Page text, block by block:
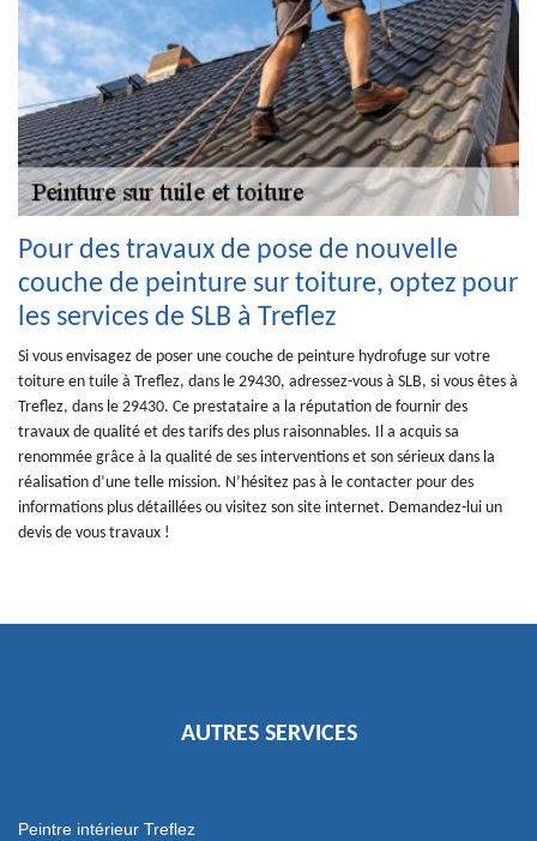
Pour des travaux de pose de nouvelle
couche de peinture sur toiture, optez pour
les services de SLB à Treflez
Si vous envisagez de poser une couche de peinture hydrofuge sur votre
toiture en tuile à Treflez, dans le 29430, adressez-vous à SLB, si vous êtes à
Treflez, dans le 29430. Ce prestataire a la réputation de fournir des
travaux de qualité et des tarifs des plus raisonnables. Il a acquis sa
renommée grâce à la qualité de ses interventions et son sérieux dans la
réalisation d’une telle mission. N’hésitez pas à le contacter pour des
informations plus détaillées ou visitez son site internet. Demandez-lui un
devis de vous travaux !
AUTRES SERVICES
Peintre intérieur Treflez